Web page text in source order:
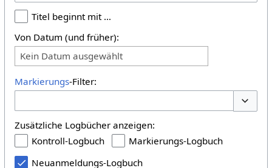
Titel beginnt mit …
Von Datum (und früher):
Kein Datum ausgewählt
Markierungs-Filter:
Zusätzliche Logbücher anzeigen:
Kontroll-Logbuch
Markierungs-Logbuch
Neuanmeldungs-Logbuch